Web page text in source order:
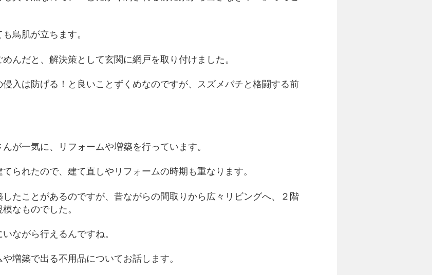
鳥肌が立ちます。
んだと、解決策として玄関に網戸を取り付けました。
入は防げる！と良いことずくめなのですが、スズメバチと格闘する前
が一気に、リフォームや増築を行っています。
られたので、建て直しやリフォームの時期も重なります。
たことがあるのですが、昔ながらの間取りから広々リビングへ、２階
なものでした。
ながら行えるんですね。
増築で出る不用品についてお話します。